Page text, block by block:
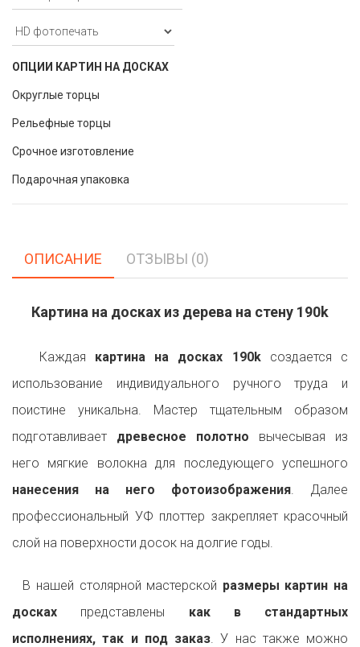
ОПЦИИ КАРТИН НА ДОСКАХ
Округлые торцы
Рельефные торцы
Срочное изготовление
Подарочная упаковка
ОПИСАНИЕ ОТЗЫВЫ (0)
Картина на досках из дерева на стену 190k
Каждая картина на досках 190kсоздается с
использование индивидуального ручного труда и
поистине уникальна. Мастер тщательным образом
подготавливает древесное полотно вычесывая из
него мягкие волокна для последующего успешного
нанесения на него фотоизображения. Далее
профессиональный УФ плоттер закрепляет красочный
слой на поверхности досок на долгие годы.
В нашей столярной мастерской размеры картин на
досках представлены как в стандартных
исполнениях, так и под заказ. У нас также можно